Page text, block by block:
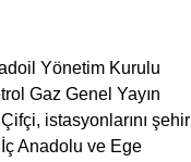
Yönetim Kurulu
Gaz Genel Yayın
istasyonlarını şehir
İç Anadolu ve Ege